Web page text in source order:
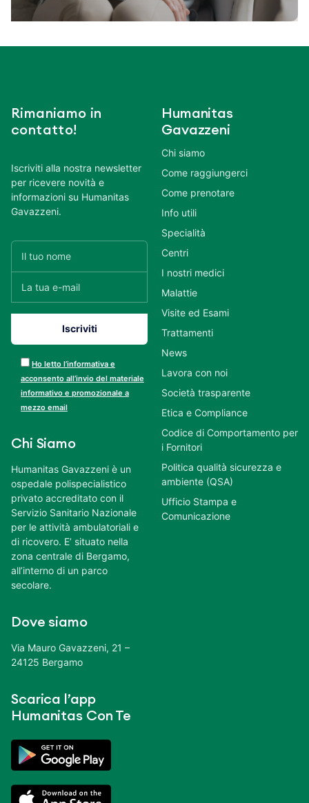
Rimaniamo in
contatto!
Iscriviti alla nostra newsletter
per ricevere novità e
informazioni su Humanitas
Gavazzeni.
Ho letto l’informativa e
acconsento all’invio del materiale
informativo e promozionale a
mezzo email
Chi Siamo
Humanitas Gavazzeni è un
ospedale polispecialistico
privato accreditato con il
Servizio Sanitario Nazionale
per le attività ambulatoriali e
di ricovero. E’ situato nella
zona centrale di Bergamo,
all’interno di un parco
secolare.
Dove siamo
Via Mauro Gavazzeni, 21 –
24125 Bergamo
Scarica l’app
Humanitas Con Te
Humanitas
Gavazzeni
Chi siamo
Come raggiungerci
Come prenotare
Info utili
Specialità
Centri
I nostri medici
Malattie
Visite ed Esami
Trattamenti
News
Lavora con noi
Società trasparente
Etica e Compliance
Codice di Comportamento per
i Fornitori
Politica qualità sicurezza e
ambiente (QSA)
Ufficio Stampa e
Comunicazione